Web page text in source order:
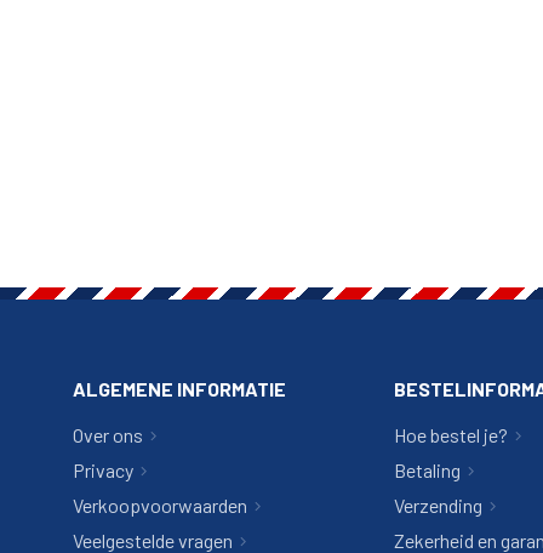
ALGEMENE INFORMATIE
Over ons
Privacy
Verkoopvoorwaarden
Veelgestelde vragen
Hoe bestel je?
Betaling
Verzending
Zekerheid en